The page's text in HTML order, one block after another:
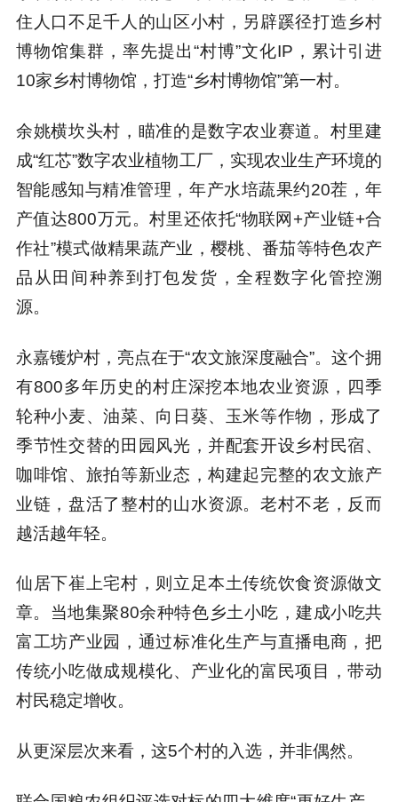
住人口不足千人的山区小村，另辟蹊径打造乡村
博物馆集群，率先提出“村博”文化IP，累计引进
10家乡村博物馆，打造“乡村博物馆”第一村。
余姚横坎头村，瞄准的是数字农业赛道。村里建
成“红芯”数字农业植物工厂，实现农业生产环境的
智能感知与精准管理，年产水培蔬果约20茬，年
产值达800万元。村里还依托“物联网+产业链+合
作社”模式做精果蔬产业，樱桃、番茄等特色农产
品从田间种养到打包发货，全程数字化管控溯
源。
永嘉镬炉村，亮点在于“农文旅深度融合”。这个拥
有800多年历史的村庄深挖本地农业资源，四季
轮种小麦、油菜、向日葵、玉米等作物，形成了
季节性交替的田园风光，并配套开设乡村民宿、
咖啡馆、旅拍等新业态，构建起完整的农文旅产
业链，盘活了整村的山水资源。老村不老，反而
越活越年轻。
仙居下崔上宅村，则立足本土传统饮食资源做文
章。当地集聚80余种特色乡土小吃，建成小吃共
富工坊产业园，通过标准化生产与直播电商，把
传统小吃做成规模化、产业化的富民项目，带动
村民稳定增收。
从更深层次来看，这5个村的入选，并非偶然。